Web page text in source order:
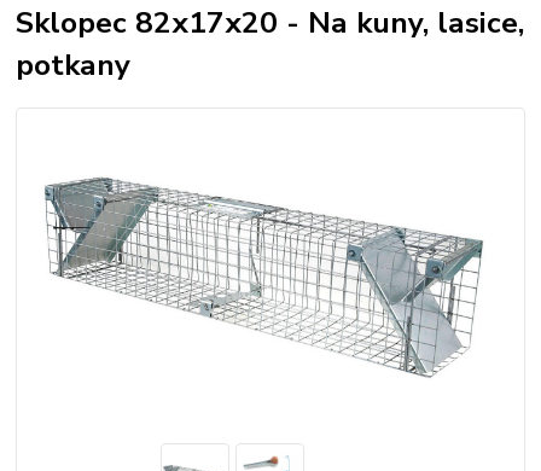
Sklopec 82x17x20 - Na kuny, lasice,
potkany